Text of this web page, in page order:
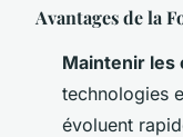
Avantages de la
Maintenir les
technologies
évoluent